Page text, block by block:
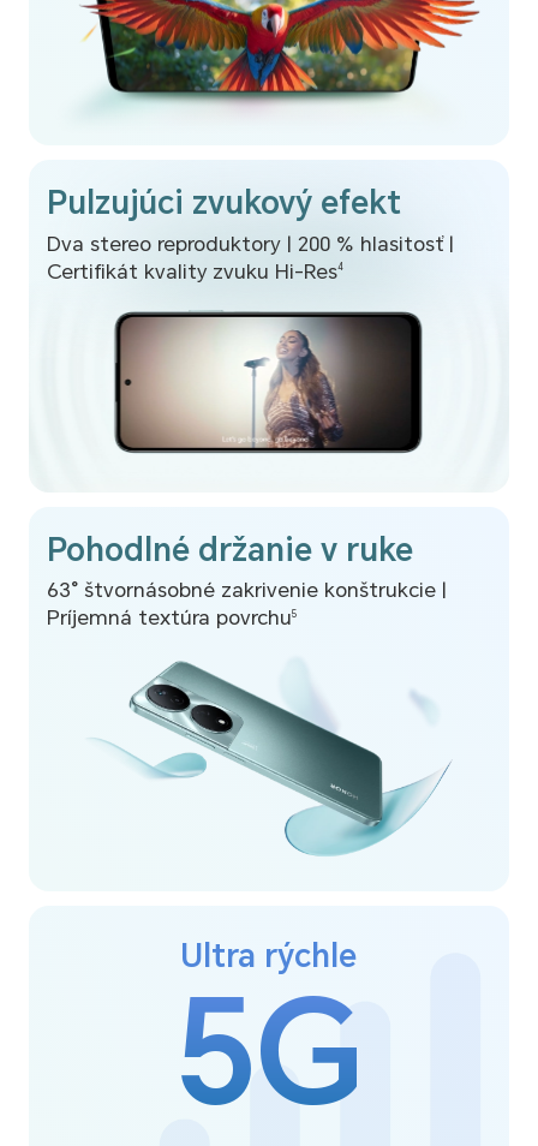
Pulzujúci zvukový efekt
Dva stereo reproduktory | 200 % hlasitosť |
Certifikát kvality zvuku Hi-Res4
Pohodlné držanie v ruke
63° štvornásobné zakrivenie konštrukcie |
Príjemná textúra povrchu5
Ultra rýchle
5G